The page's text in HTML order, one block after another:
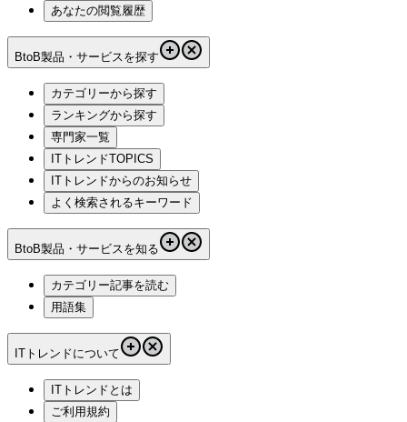
あなたの閲覧履歴
BtoB製品・サービスを探す
カテゴリーから探す
ランキングから探す
専門家一覧
ITトレンドTOPICS
ITトレンドからのお知らせ
よく検索されるキーワード
BtoB製品・サービスを知る
カテゴリー記事を読む
用語集
ITトレンドについて
ITトレンドとは
ご利用規約